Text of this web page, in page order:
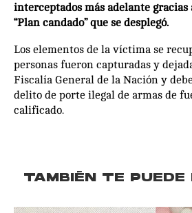
interceptados más adelante
“Plan candado” que se desplegó.
Los elementos de la víctima se
personas fueron capturadas y
Fiscalía General de la Nación y
delito de porte ilegal de armas de
calificado.
TAMBIÉN TE PUEDE